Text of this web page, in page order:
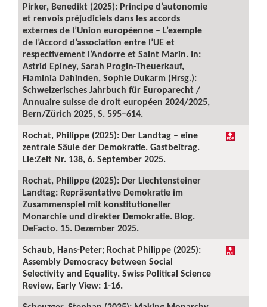
Pirker, Benedikt (2025): Principe d’autonomie
et renvois préjudiciels dans les accords
externes de l’Union européenne – L’exemple
de l’Accord d’association entre l’UE et
respectivement l’Andorre et Saint Marin. In:
Astrid Epiney, Sarah Progin-Theuerkauf,
Flaminia Dahinden, Sophie Dukarm (Hrsg.):
Schweizerisches Jahrbuch für Europarecht /
Annuaire suisse de droit européen 2024/2025,
Bern/Zürich 2025, S. 595–614.
Rochat, Philippe (2025): Der Landtag – eine
zentrale Säule der Demokratie. Gastbeitrag.
Lie:Zeit Nr. 138, 6. September 2025.
Rochat, Philippe (2025): Der Liechtensteiner
Landtag: Repräsentative Demokratie im
Zusammenspiel mit konstitutioneller
Monarchie und direkter Demokratie. Blog.
DeFacto. 15. Dezember 2025.
Schaub, Hans-Peter; Rochat Philippe (2025):
Assembly Democracy between Social
Selectivity and Equality. Swiss Political Science
Review, Early View: 1-16.